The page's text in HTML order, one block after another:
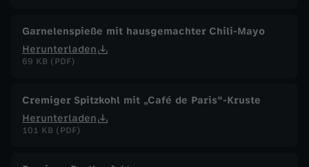
s
n
Garnelenspieße mit hausgemachter Chili-Mayo
Herunterladen
69 KB (PDF)
Cremiger Spitzkohl mit „Café de Paris"-Kruste
Herunterladen
101 KB (PDF)